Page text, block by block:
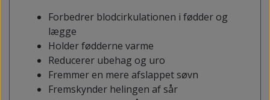
Forbedrer blodcirkulationen i fødder og
lægge
Holder fødderne varme
Reducerer ubehag og uro
Fremmer en mere afslappet søvn
Fremskynder helingen af sår